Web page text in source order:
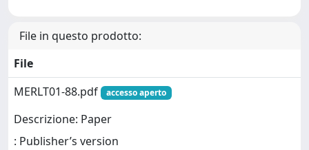
File in questo prodotto:
File
MERLT01-88.pdf
accesso aperto
Descrizione: Paper
: Publisher’s version